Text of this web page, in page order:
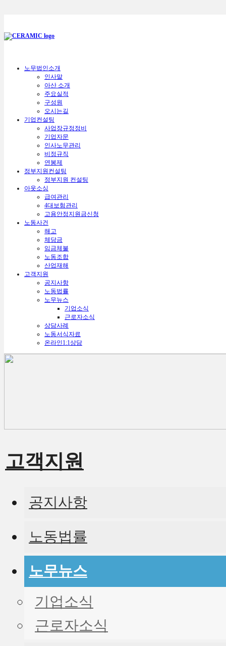
노무법인소개
인사말
아산 소개
주요실적
구성원
오시는길
기업컨설팅
사업장규정정비
기업자문
인사노무관리
비정규직
연봉제
정부지원컨설팅
정부지원 컨설팅
아웃소싱
급여관리
4대보험관리
고용안정지원금신청
노동사건
해고
체당금
임금체불
노동조합
산업재해
고객지원
공지사항
노동법률
노무뉴스
기업소식
근로자소식
상담사례
노동서식자료
온라인1:1상담
고객지원
공지사항
노동법률
노무뉴스
기업소식
근로자소식